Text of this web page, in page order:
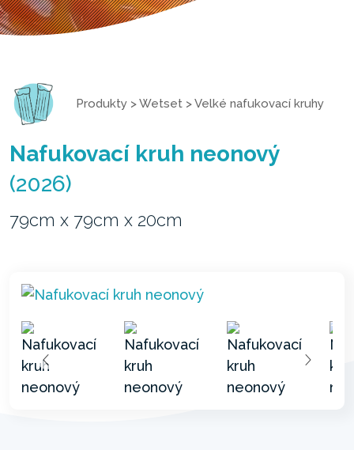
Produkty >Wetset >Velké nafukovací kruhy
Nafukovací kruh neonový
(2026)
79cm x 79cm x 20cm